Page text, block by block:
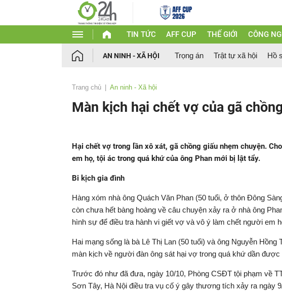
TIN TỨC AFF CUP THẾ GIỚI CÔNG
AN NINH - XÃ HỘI Trọng án Trật tự xã hội Hồ
Trang chủ An ninh - Xã hội
Màn kịch hại chết vợ của gã
Hại chết vợ trong lần xô xát, gã chồng giấu nhẹm chuyện.
em họ, tội ác trong quá khứ của ông Phan mới bị lật tẩy.
Bi kịch gia đình
Hàng xóm nhà ông Quách Văn Phan (50 tuổi, ở thôn Đông
còn chưa hết bàng hoàng về câu chuyện xảy ra ở nhà ông
hình sự để điều tra hành vi giết vợ và vô ý làm chết người em
Hai mạng sống là bà Lê Thị Lan (50 tuổi) và ông Nguyễn
màn kịch về người đàn ông sát hại vợ trong quá khứ dần được
Trước đó như đã đưa, ngày 10/10, Phòng CSĐT tội phạm về
Sơn Tây, Hà Nội điều tra vụ cố ý gây thương tích xảy ra ngày